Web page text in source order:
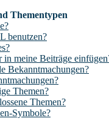
Thementypen
benutzen?
meine Beiträge
Bekanntmachungen?
Themen?
Themen?
Symbole?